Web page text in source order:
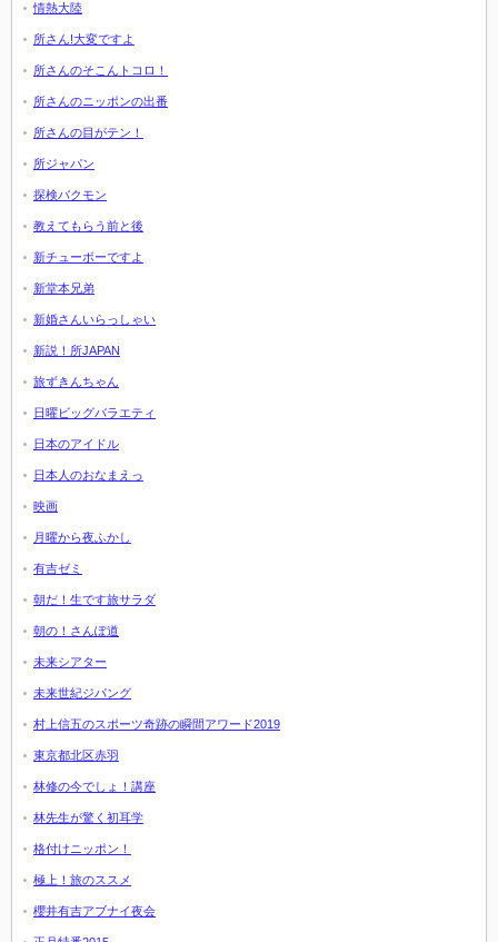
情熱大陸
所さん!大変ですよ
所さんのそこんトコロ！
所さんのニッポンの出番
所さんの目がテン！
所ジャパン
探検バクモン
教えてもらう前と後
新チューボーですよ
新堂本兄弟
新婚さんいらっしゃい
新説！所JAPAN
旅ずきんちゃん
日曜ビッグバラエティ
日本のアイドル
日本人のおなまえっ
映画
月曜から夜ふかし
有吉ゼミ
朝だ！生です旅サラダ
朝の！さんぽ道
未来シアター
未来世紀ジパング
村上信五のスポーツ奇跡の瞬間アワード2019
東京都北区赤羽
林修の今でしょ！講座
林先生が驚く初耳学
格付けニッポン！
極上！旅のススメ
櫻井有吉アブナイ夜会